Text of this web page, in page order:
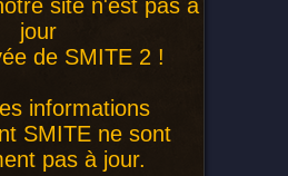
site n'est pas à
jour
de SMITE 2 !
informations
SMITE ne sont
pas à jour.